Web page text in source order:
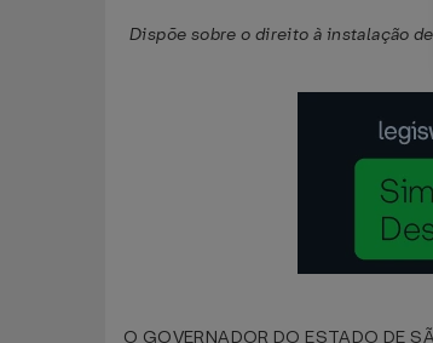
Dispõe sobre o direito à instalação
O GOVERNADOR DO ESTADO DE